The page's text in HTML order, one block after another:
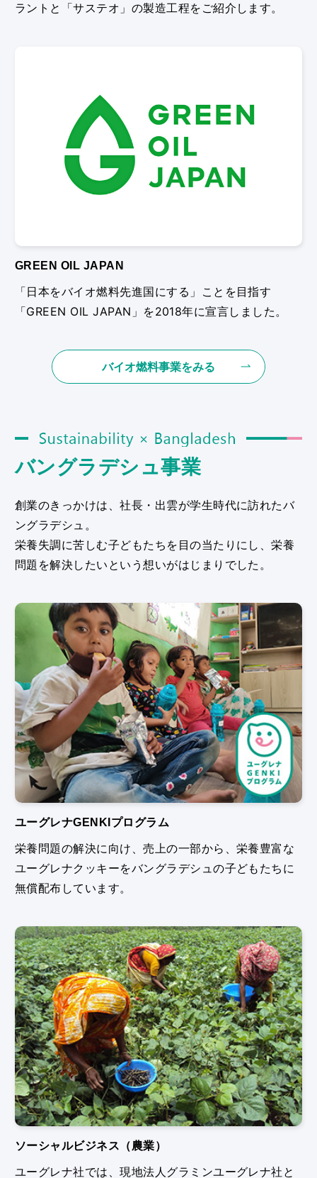
ラントと「サステオ」の製造工程をご紹介します。
GREEN OIL JAPAN
「⽇本をバイオ燃料先進国にする」ことを⽬指す
「GREEN OIL JAPAN」を2018年に宣⾔しました。
バイオ燃料事業をみる
Sustainability × Bangladesh
バングラデシュ事業
創業のきっかけは、社⻑・出雲が学⽣時代に訪れたバ
ングラデシュ。
栄養失調に苦しむ⼦どもたちを⽬の当たりにし、栄養
問題を解決したいという想いがはじまりでした。
ユーグレナGENKIプログラム
栄養問題の解決に向け、売上の一部から、栄養豊富な
ユーグレナクッキーをバングラデシュの子どもたちに
無償配布しています。
ソーシャルビジネス（農業）
ユーグレナ社では、現地法人グラミンユーグレナ社と